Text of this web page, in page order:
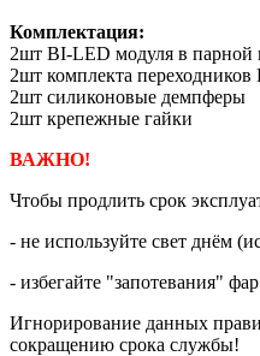
Комплектация:
2шт BI-LED модуля в парной
2шт комплекта
2шт силиконовые демпферы
2шт крепежные гайки
ВАЖНО!
Чтобы продлить срок
- не используйте свет днём
- избегайте "запотевания"
Игнорирование данных
сокращению срока службы!